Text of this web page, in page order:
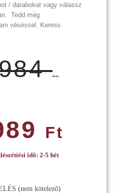
/ darabokat vagy válassz
Tedd még
véséssel. Keress
Ft
Ft
idő: 2-5 hét
(nem kötelező)